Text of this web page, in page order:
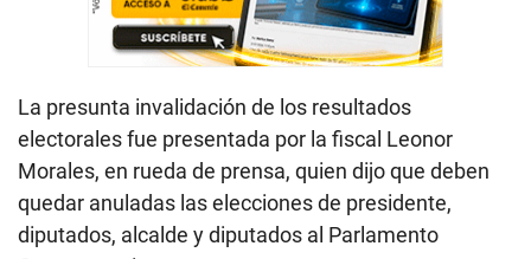
La presunta invalidación de los resultados
electorales fue presentada por la fiscal Leonor
Morales, en rueda de prensa, quien dijo que deben
quedar anuladas las elecciones de presidente,
diputados, alcalde y diputados al Parlamento